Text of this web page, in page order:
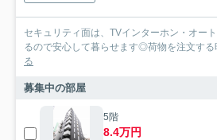
セキュリティ面は、TVインターホン・オー
るので安心して暮らせます◎荷物を注文する
る
募集中の部屋
5階
8.4万円